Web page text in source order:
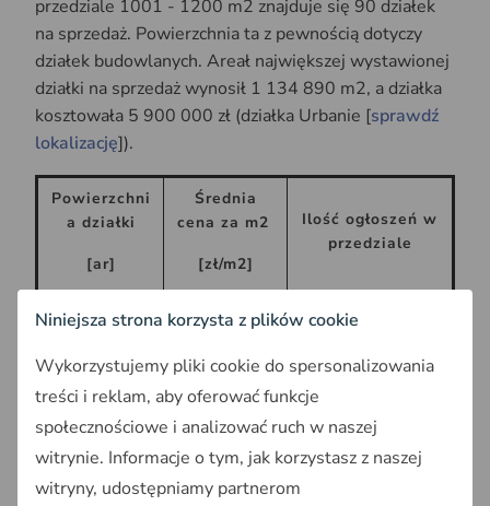
przedziale 1001 - 1200 m2 znajduje się 90 działek
na sprzedaż. Powierzchnia ta z pewnością dotyczy
działek budowlanych. Areał największej wystawionej
działki na sprzedaż wynosił 1 134 890 m2, a działka
kosztowała 5 900 000 zł (działka Urbanie [sprawdź
lokalizację]).
Powierzchni
a działki
[ar]
Średnia
cena za m2
[zł/m2]
Ilość ogłoszeń w
przedziale
2 - 4 ar 225 43
4 - 6 ar 237 51
241 77
8 - 10 ar 211 105
10 - 12 ar 200 90
Niniejsza strona korzysta z plików cookie
Wykorzystujemy pliki cookie do spersonalizowania
treści i reklam, aby oferować funkcje
społecznościowe i analizować ruch w naszej
witrynie. Informacje o tym, jak korzystasz z naszej
witryny, udostępniamy partnerom